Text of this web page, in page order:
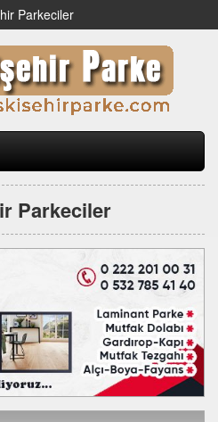
Parkeciler
Parkeciler